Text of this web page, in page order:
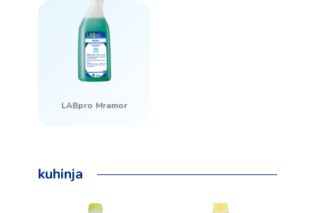
LABpro Mramor
kuhinja